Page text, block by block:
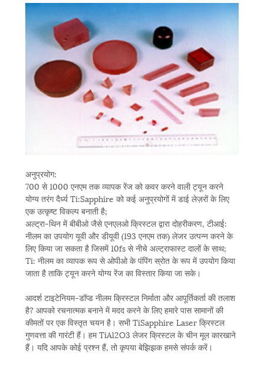
अनुप्रयोग:
700 से 1000 एनएम तक व्यापक रेंज को कवर करने वाली ट्यून करने
योग्य तरंग दैर्ध्य Ti:Sapphire को कई अनुप्रयोगों में डाई लेज़रों के लिए
एक उत्कृष्ट विकल्प बनाती है;
अल्ट्रा-थिन में बीबीओ जैसे एनएलओ क्रिस्टल द्वारा दोहरीकरण, टीआई:
नीलम का उपयोग यूवी और डीयूवी (193 एनएम तक) लेजर उत्पन्न करने के
लिए किया जा सकता है जिसमें 10fs से नीचे अल्ट्राफास्ट दालों के साथ;
Ti: नीलम का व्यापक रूप से ओपीओ के पंपिंग स्रोत के रूप में उपयोग किया
जाता है ताकि ट्यून करने योग्य रेंज का विस्तार किया जा सके।
आदर्श टाइटेनियम-डॉप्ड नीलम क्रिस्टल निर्माता और आपूर्तिकर्ता की तलाश
है? आपको रचनात्मक बनाने में मदद करने के लिए हमारे पास सामानों की
कीमतों पर एक विस्तृत चयन है। सभी TiSapphire Laser क्रिस्टल
गुणवत्ता की गारंटी हैं। हम TiAl2O3 लेजर क्रिस्टल के चीन मूल कारखाने
हैं। यदि आपके कोई प्रश्न हैं, तो कृपया बेझिझक हमसे संपर्क करें।